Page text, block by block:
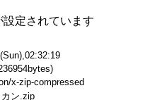
設定されています
x-zip-compressed
ン.zip